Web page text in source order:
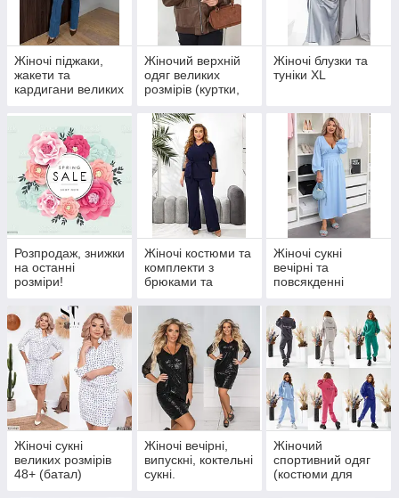
Жіночі піджаки,
жакети та
кардигани великих
Жіночий верхній
одяг великих
розмірів (куртки,
XL+
Жіночі блузки та
туніки XL
Розпродаж, знижки
на останні
розміри!
Жіночі костюми та
комплекти з
брюками та
Жіночі сукні
вечірні та
повсякденні
Жіночі сукні
великих розмірів
48+ (батал)
Жіночі вечірні,
випускні, коктельні
сукні.
Жіночий
спортивний одяг
(костюми для